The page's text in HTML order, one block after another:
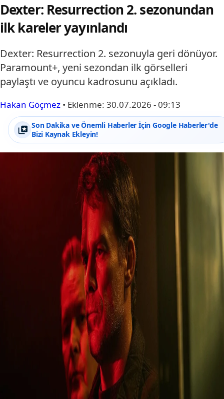
Dexter: Resurrection 2. sezonundan
ilk kareler yayınlandı
Dexter: Resurrection 2. sezonuyla geri dönüyor.
Paramount+, yeni sezondan ilk görselleri
paylaştı ve oyuncu kadrosunu açıkladı.
Hakan Göçmez • Eklenme: 30.07.2026 - 09:13
Son Dakika ve Önemli Haberler İçin Google Haberler'de
Bizi Kaynak Ekleyin!